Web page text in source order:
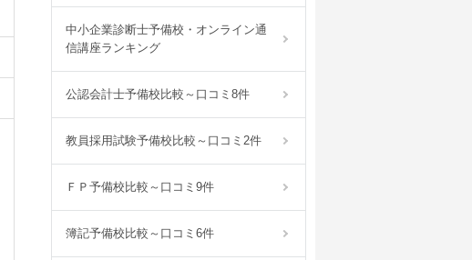
中小企業診断士予備校・オンライン通
信講座ランキング
公認会計士予備校比較～口コミ8件
教員採用試験予備校比較～口コミ2件
ＦＰ予備校比較～口コミ9件
簿記予備校比較～口コミ6件